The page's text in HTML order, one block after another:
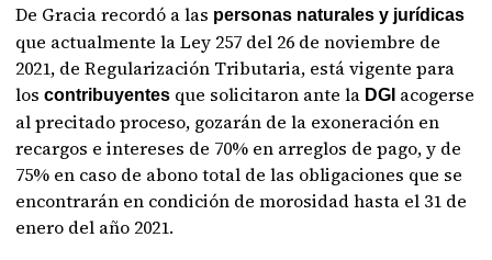
De Gracia recordó a las personas naturales y jurídicas
que actualmente la Ley 257 del 26 de noviembre de
2021, de Regularización Tributaria, está vigente para
los contribuyentes que solicitaron ante la DGI acogerse
al precitado proceso, gozarán de la exoneración en
recargos e intereses de 70% en arreglos de pago, y de
75% en caso de abono total de las obligaciones que se
encontrarán en condición de morosidad hasta el 31 de
enero del año 2021.